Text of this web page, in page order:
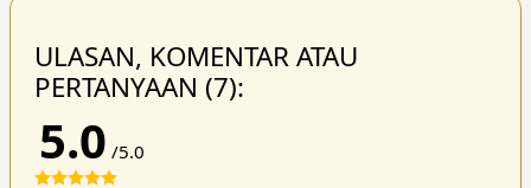
ULASAN, KOMENTAR ATAU
PERTANYAAN (7):
5.0 /5.0